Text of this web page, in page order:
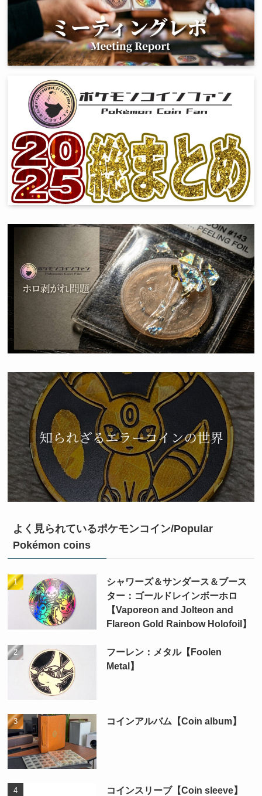
よく見られているポケモンコイン/Popular
Pokémon coins
シャワーズ＆サンダース＆ブース
ター：ゴールドレインボーホロ
【Vaporeon and Jolteon and
Flareon Gold Rainbow Holofoil】
フーレン：メタル【Foolen
Metal】
コインアルバム【Coin album】
コインスリーブ【Coin sleeve】